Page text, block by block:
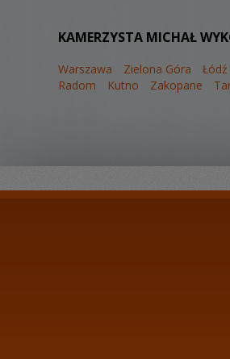
KAMERZYSTA MICHAŁ
Warszawa Zielona Góra Łódź
Radom
Kutno Zakopane